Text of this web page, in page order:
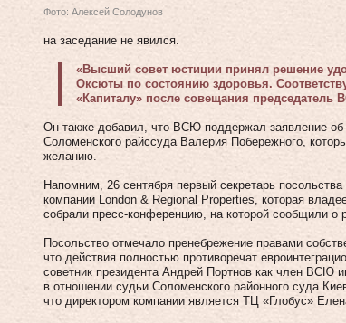
Фото: Алексей Солодунов
на заседание не явился.
«Высший совет юстиции принял решение
Оксюты по состоянию здоровья.
«Капиталу» после совещания
Он также добавил, что ВСЮ поддержал заявление
Соломенского райссуда Валерия Побережного,
желанию.
Напомним, 26 сентября первый секретарь
компании London & Regional Properties, которая
собрали пресс-конференцию, на которой сообщили о
Посольство отмечало пренебрежение правами
что действия полностью противоречат
советник президента Андрей Портнов как член ВСЮ
в отношении судьи Соломенского районного суда
что директором компании является ТЦ «Глобус»